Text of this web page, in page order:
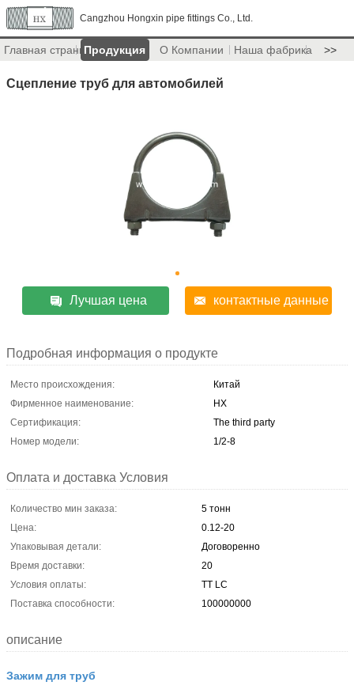
Cangzhou Hongxin pipe fittings Co., Ltd.
Главная страницаПродукция О Компании Наша фабрика >>
Сцепление труб для автомобилей
Лучшая цена контактные данные
Подробная информация о продукте
Место происхождения:
Китай
Фирменное наименование:
HX
Сертификация:
The third party
Номер модели:
1/2-8
Оплата и доставка Условия
Количество мин заказа:
5 тонн
Цена:
0.12-20
Упаковывая детали:
Договоренно
Время доставки:
20
Условия оплаты:
ТТ LC
Поставка способности:
100000000
описание
Зажим для труб